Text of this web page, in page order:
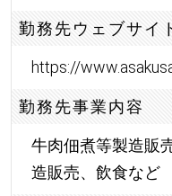
勤務先ウェブサイ
https://
勤務先事業内容
牛肉佃煮等製造販
造販売、飲食など